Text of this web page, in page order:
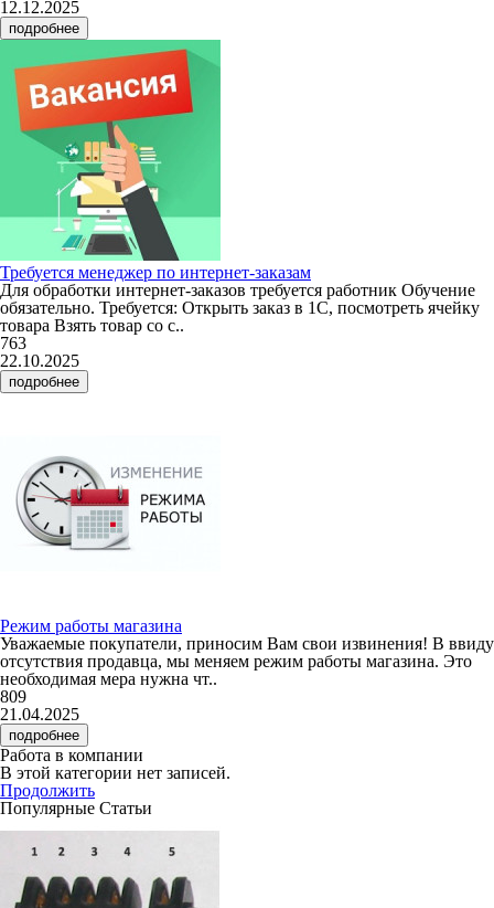
12.12.2025
подробнее
Требуется менеджер по интернет-заказам
Для обработки интернет-заказов требуется работник Обучение
обязательно. Требуется: Открыть заказ в 1С, посмотреть ячейку
товара Взять товар со с..
763
22.10.2025
подробнее
Режим работы магазина
Уважаемые покупатели, приносим Вам свои извинения! В ввиду
отсутствия продавца, мы меняем режим работы магазина. Это
необходимая мера нужна чт..
809
21.04.2025
подробнее
Работа в компании
В этой категории нет записей.
Продолжить
Популярные Статьи